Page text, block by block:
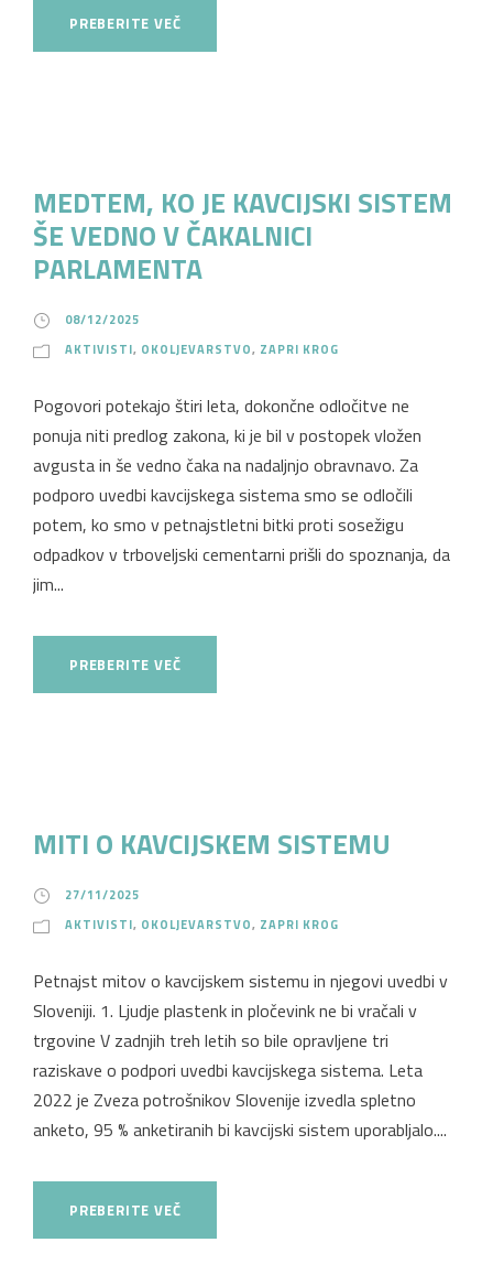
PREBERITE VEČ
MEDTEM, KO JE KAVCIJSKI SISTEM
ŠE VEDNO V ČAKALNICI
PARLAMENTA
08/12/2025
AKTIVISTI, OKOLJEVARSTVO, ZAPRI KROG
Pogovori potekajo štiri leta, dokončne odločitve ne
ponuja niti predlog zakona, ki je bil v postopek vložen
avgusta in še vedno čaka na nadaljnjo obravnavo. Za
podporo uvedbi kavcijskega sistema smo se odločili
potem, ko smo v petnajstletni bitki proti sosežigu
odpadkov v trboveljski cementarni prišli do spoznanja, da
jim...
PREBERITE VEČ
MITI O KAVCIJSKEM SISTEMU
27/11/2025
AKTIVISTI, OKOLJEVARSTVO, ZAPRI KROG
Petnajst mitov o kavcijskem sistemu in njegovi uvedbi v
Sloveniji. 1. Ljudje plastenk in pločevink ne bi vračali v
trgovine V zadnjih treh letih so bile opravljene tri
raziskave o podpori uvedbi kavcijskega sistema. Leta
2022 je Zveza potrošnikov Slovenije izvedla spletno
anketo, 95 % anketiranih bi kavcijski sistem uporabljalo....
PREBERITE VEČ